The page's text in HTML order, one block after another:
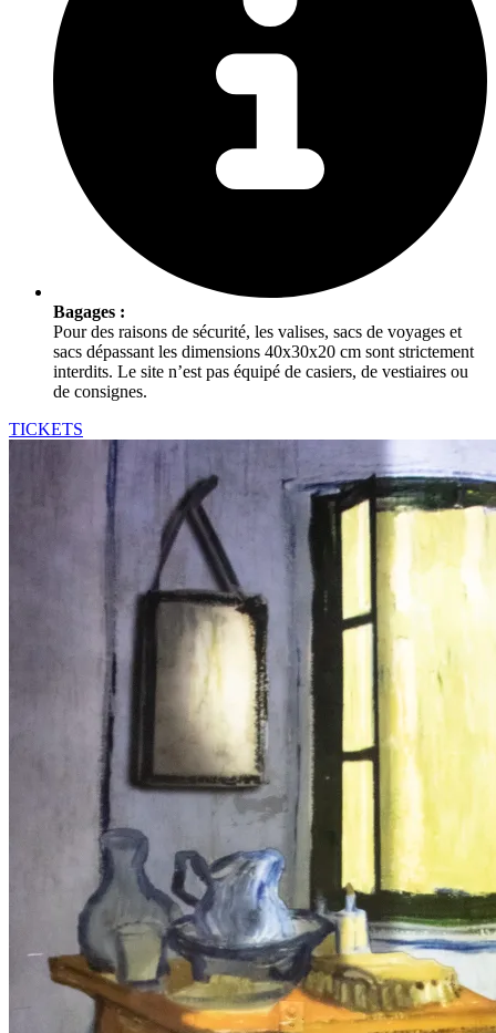
Bagages :
Pour des raisons de sécurité, les valises, sacs de voyages et
sacs dépassant les dimensions 40x30x20 cm sont strictement
interdits. Le site n’est pas équipé de casiers, de vestiaires ou
de consignes.
TICKETS